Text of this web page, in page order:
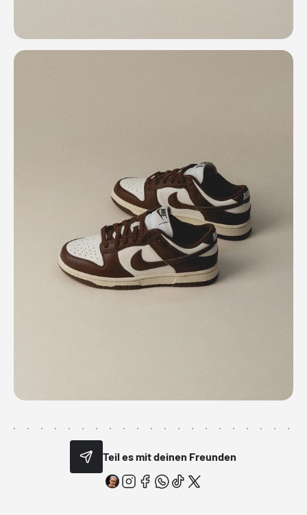
Teil es mit deinen Freunden